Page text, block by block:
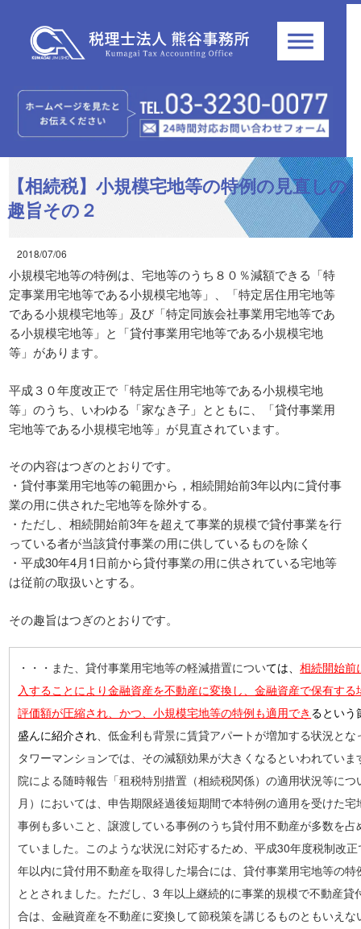
【相続税】小規模宅地等の特例の見直しの
趣旨その２
2018/07/06
小規模宅地等の特例は、宅地等のうち８０％減額できる「特
定事業用宅地等である小規模宅地等」、「特定居住用宅地等
である小規模宅地等」及び「特定同族会社事業用宅地等であ
る小規模宅地等」と「貸付事業用宅地等である小規模宅地
等」があります。
平成３０年度改正で「特定居住用宅地等である小規模宅地
等」のうち、いわゆる「家なき子」とともに、「貸付事業用
宅地等である小規模宅地等」が見直されています。
その内容はつぎのとおりです。
・貸付事業用宅地等の範囲から，相続開始前3年以内に貸付事
業の用に供された宅地等を除外する。
・ただし、相続開始前3年を超えて事業的規模で貸付事業を行
っている者が当該貸付事業の用に供しているものを除く
・平成30年4月1日前から貸付事業の用に供されている宅地等
は従前の取扱いとする。
その趣旨はつぎのとおりです。
・・・また、貸付事業用宅地等の軽減措置については、相続開始前
入することにより金融資産を不動産に変換し、金融資産で保有す
評価額が圧縮され、かつ、小規模宅地等の特例も適用でき るという
盛んに紹介され、低金利も背景に賃貸アパートが増加する状況と
タワーマンションでは、その減額効果が大きくなるといわれてい
院による随時報告「租税特別措置（相続税関係）の適用状況等に
月）においては、申告期限経過後短期間で本特例の適用を受けた
事例も多いこと、譲渡している事例のうち貸付用不動産が多数を
ていました。このような状況に対応するため、平成30年度税制改
年以内に貸付用不動産を取得した場合には、貸付事業用宅地等の
ととされました。ただし、3 年以上継続的に事業的規模で不動産貸
合は、金融資産を不動産に変換して節税策を講じるものともいえ